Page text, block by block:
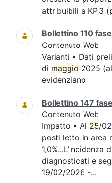
attribuibili a KP.3
Bollettino 110
Contenuto Web
Varianti • Dati
di maggio 2025
evidenziano
Bollettino 147
Contenuto Web
Impatto • Al 25/
posti letto in area
1,0%...L’incidenza
diagnosticati e
19/02/2026 -...